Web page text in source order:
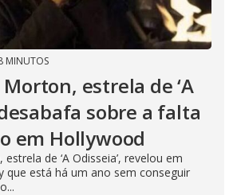
MINUTOS
estrela de ‘A
sobre a falta
em Hollywood
de ‘A Odisseia’, revelou em
que está há um ano sem conseguir